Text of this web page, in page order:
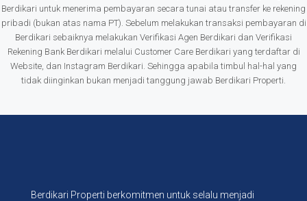
Berdikari untuk menerima pembayaran secara tunai atau transfer ke rekening
pribadi (bukan atas nama PT). Sebelum melakukan transaksi pembayaran di
Berdikari sebaiknya melakukan Verifikasi Agen Berdikari dan Verifikasi
Rekening Bank Berdikari melalui Customer Care Berdikari yang terdaftar di
Website, dan Instagram Berdikari. Sehingga apabila timbul hal-hal yang
tidak diinginkan bukan menjadi tanggung jawab Berdikari Properti.
Berdikari Properti berkomitmen untuk selalu menjadi